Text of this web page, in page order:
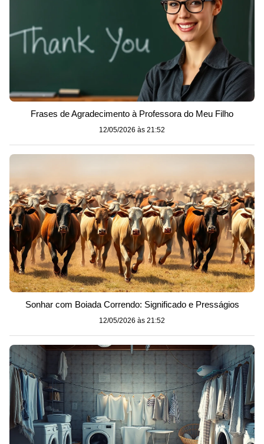
Frases de Agradecimento à Professora do Meu Filho
12/05/2026 às 21:52
Sonhar com Boiada Correndo: Significado e Presságios
12/05/2026 às 21:52